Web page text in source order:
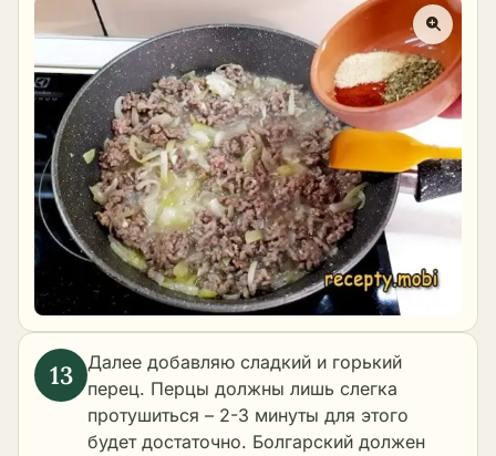
Далее добавляю сладкий и горький
перец. Перцы должны лишь слегка
протушиться – 2-3 минуты для этого
будет достаточно. Болгарский должен